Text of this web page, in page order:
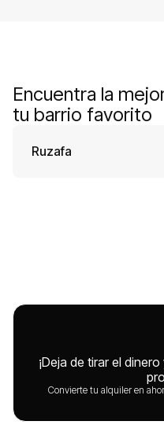
Encuentra la
tu barrio favorito
Ruzafa
¡Deja de tirar el
Convierte tu alquiler en